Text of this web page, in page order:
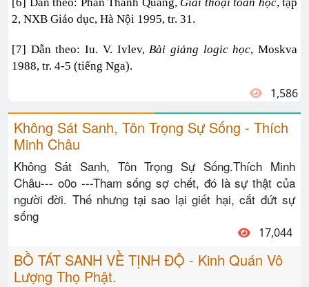
2, NXB Giáo dục, Hà Nội 1995, tr. 31.
[7] Dẫn theo: Iu. V. Ivlev,Bài giảng logic học, Moskva
1988, tr. 4-5 (tiếng Nga).
1,586
Không Sát Sanh, Tôn Trọng Sự Sống - Thích
Minh Châu
Không Sát Sanh, Tôn Trọng Sự Sống.Thích Minh
Châu--- o0o ---Tham sống sợ chết, đó là sự thật của
người đời. Thế nhưng tại sao lại giết hại, cắt đứt sự
sống
17,044
BỒ TÁT SANH VỀ TỊNH ĐỘ - Kinh Quán Vô
Lượng Thọ Phật.